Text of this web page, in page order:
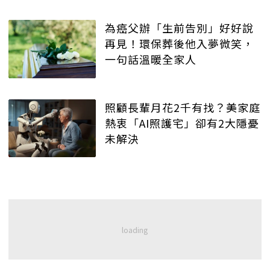
為癌父辦「生前告別」好好說
再見！環保葬後他入夢微笑，
一句話溫暖全家人
照顧長輩月花2千有找？美家庭
熱衷「AI照護宅」卻有2大隱憂
未解決